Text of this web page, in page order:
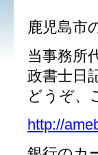
鹿児島市
当事務所
政書士日
どうぞ、
http://